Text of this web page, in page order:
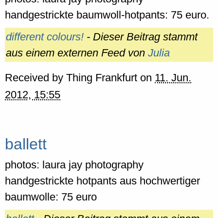
handgestrickte baumwoll-hotpants: 75 euro.
different colours! - Dieser Beitrag stammt
aus einem externen Feed von Julia
Received by Thing Frankfurt on 11. Jun.
2012, 15:55
ballett
photos: laura jay photography
handgestrickte hotpants aus hochwertiger
baumwolle: 75 euro